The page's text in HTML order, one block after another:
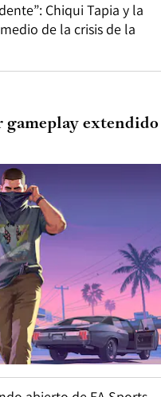
Chiqui Tapia y la
de la crisis de la
gameplay extendido